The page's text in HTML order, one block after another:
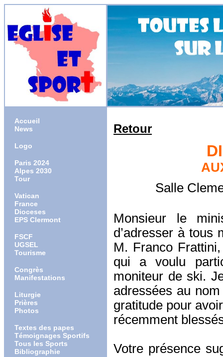
Accueil
News
Logo
Paris 2024
Alpes 2030
Tour
Vatican
France
Dioceses
EPS Clermont
FSCF
UGSEL
Tourisme
Congrès
Manifestations
Liturgie
Prières
Photos
Textes des papes
Témoignages Sportifs
Tous les Sports
Bibliographie
Retour
Salle
Monsieur le
d’adresser à tous
M. Franco
qui a voulu
moniteur de ski.
adressées au
gratitude pour
récemment
Votre présence